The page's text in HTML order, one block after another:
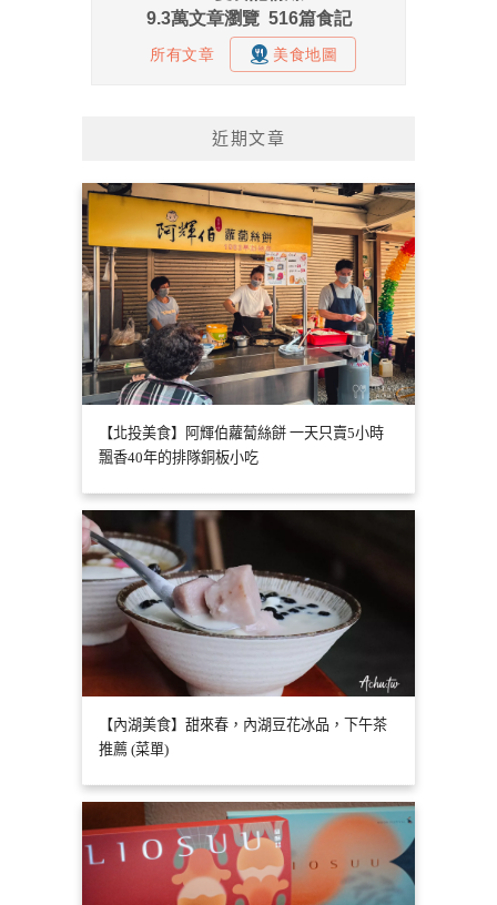
近期文章
【北投美食】阿輝伯蘿蔔絲餅 一天只賣5小時
飄香40年的排隊銅板小吃
【內湖美食】甜來春，內湖豆花冰品，下午茶
推薦 (菜單)